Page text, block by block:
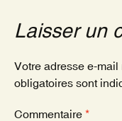
o
o
k
Laisser un
Votre adresse e-mail
obligatoires sont
Commentaire *